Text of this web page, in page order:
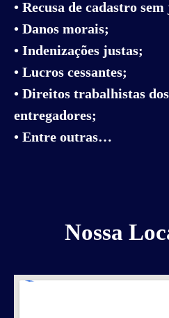
• Recusa de cadastro
• Danos morais;
• Indenizações justas;
• Lucros cessantes;
• Direitos trabalhistas
entregadores;
• Entre outras…
Nossa